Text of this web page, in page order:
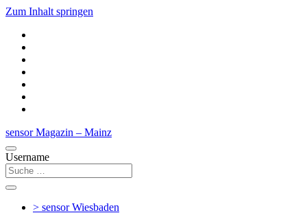
Zum Inhalt springen
sensor Magazin – Mainz
Username
> sensorWiesbaden